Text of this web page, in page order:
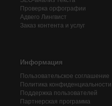
Проверка орфографии
Адвего Лингвист
Заказ контента и услуг
Информация
Пользовательское соглашение
Политика конфиденциальности
Поддержка пользователей
Партнерская программа